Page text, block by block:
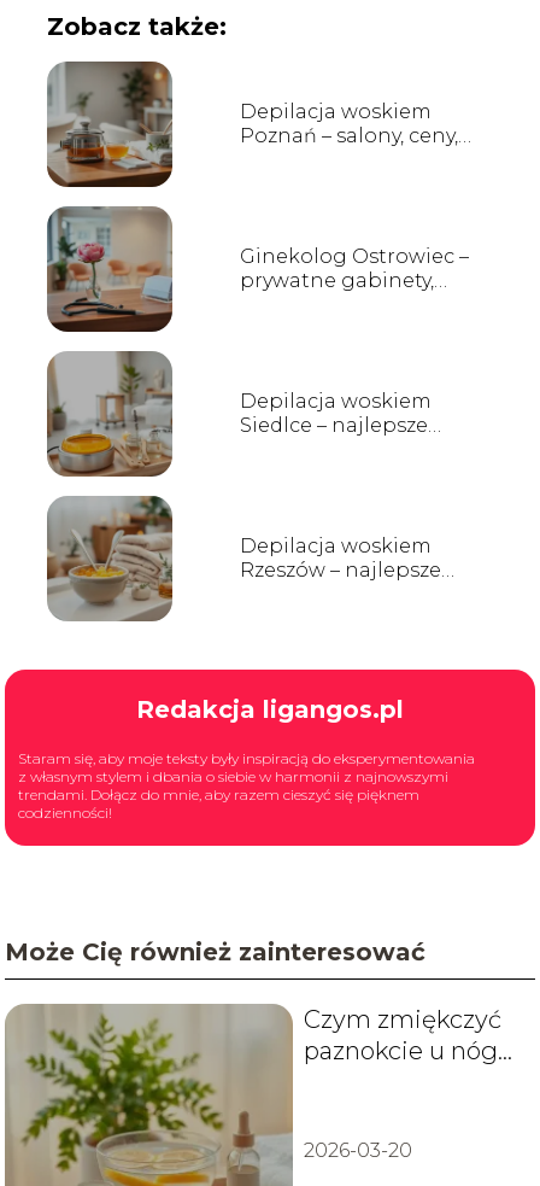
Zobacz także:
Depilacja woskiem
Poznań – salony, ceny,
Ginekolog Ostrowiec –
prywatne gabinety,
Depilacja woskiem
Siedlce – najlepsze
Depilacja woskiem
Rzeszów – najlepsze
Redakcja ligangos.pl
Staram się, aby moje teksty były inspiracją do eksperymentowania
z własnym stylem i dbania o siebie w harmonii z najnowszymi
trendami. Dołącz do mnie, aby razem cieszyć się pięknem
codzienności!
Może Cię również zainteresować
Czym zmiękczyć
paznokcie u nóg?
2026-03-20